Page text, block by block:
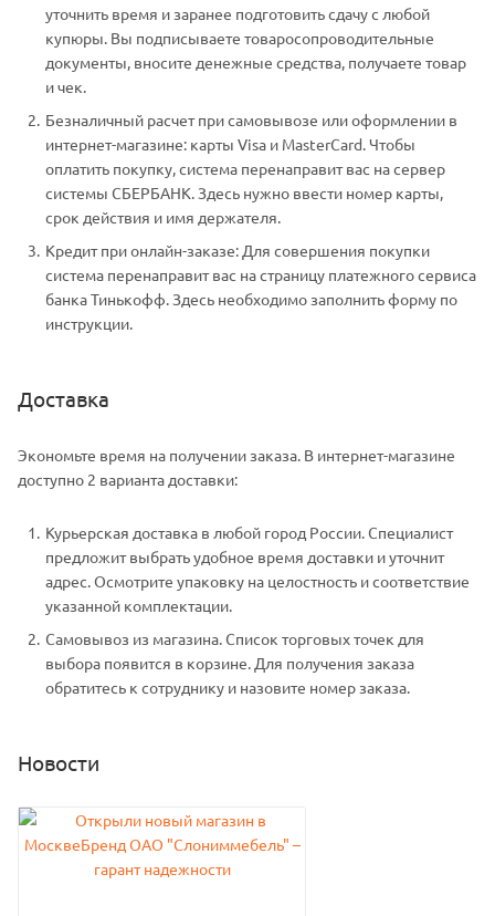
уточнить время и заранее подготовить сдачу с любой
купюры. Вы подписываете товаросопроводительные
документы, вносите денежные средства, получаете товар
и чек.
Безналичный расчет при самовывозе или оформлении в
интернет-магазине: карты Visa и MasterCard. Чтобы
оплатить покупку, система перенаправит вас на сервер
системы СБЕРБАНК. Здесь нужно ввести номер карты,
срок действия и имя держателя.
Кредит при онлайн-заказе: Для совершения покупки
система перенаправит вас на страницу платежного сервиса
банка Тинькофф. Здесь необходимо заполнить форму по
инструкции.
Доставка
Экономьте время на получении заказа. В интернет-магазине
доступно 2 варианта доставки:
Курьерская доставка в любой город России. Специалист
предложит выбрать удобное время доставки и уточнит
адрес. Осмотрите упаковку на целостность и соответствие
указанной комплектации.
Самовывоз из магазина. Список торговых точек для
выбора появится в корзине. Для получения заказа
обратитесь к сотруднику и назовите номер заказа.
Новости